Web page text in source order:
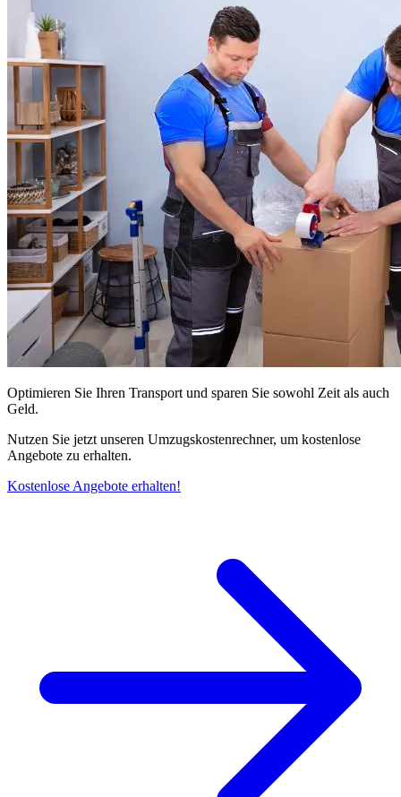
Optimieren Sie Ihren Transport und sparen Sie sowohl Zeit als auch
Geld.
Nutzen Sie jetzt unseren Umzugskostenrechner, um kostenlose
Angebote zu erhalten.
Kostenlose Angebote erhalten!